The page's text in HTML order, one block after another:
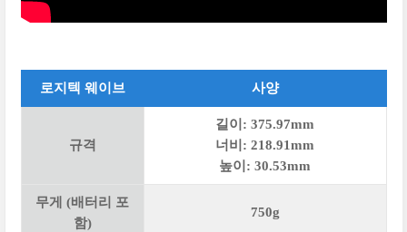
로지텍 웨이브 사양
규격
길이: 375.97mm
너비: 218.91mm
높이: 30.53mm
무게 (배터리 포
함)
750g